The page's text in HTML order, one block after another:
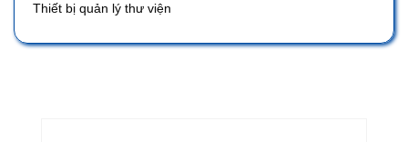
Thiết bị quản lý thư viện